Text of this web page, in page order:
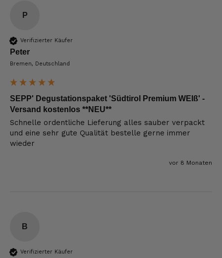
P
Verifizierter Käufer
Peter
Bremen, Deutschland
SEPP' Degustationspaket 'Südtirol Premium WEIß' -
Versand kostenlos **NEU**
Schnelle ordentliche Lieferung alles sauber verpackt
und eine sehr gute Qualität bestelle gerne immer
wieder
vor 8 Monaten
B
Verifizierter Käufer